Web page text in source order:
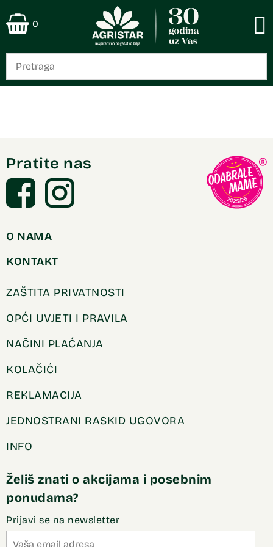
0
Pratite nas
O NAMA
KONTAKT
ZAŠTITA PRIVATNOSTI
OPĆI UVJETI I PRAVILA
NAČINI PLAĆANJA
KOLAČIĆI
REKLAMACIJA
JEDNOSTRANI RASKID UGOVORA
INFO
Želiš znati o akcijama i posebnim
ponudama?
Prijavi se na newsletter